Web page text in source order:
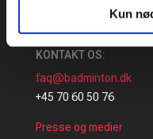
Kun
KONTAKT OS:
faq@badminton.dk
+45 70 60 50 76
Presse og medier